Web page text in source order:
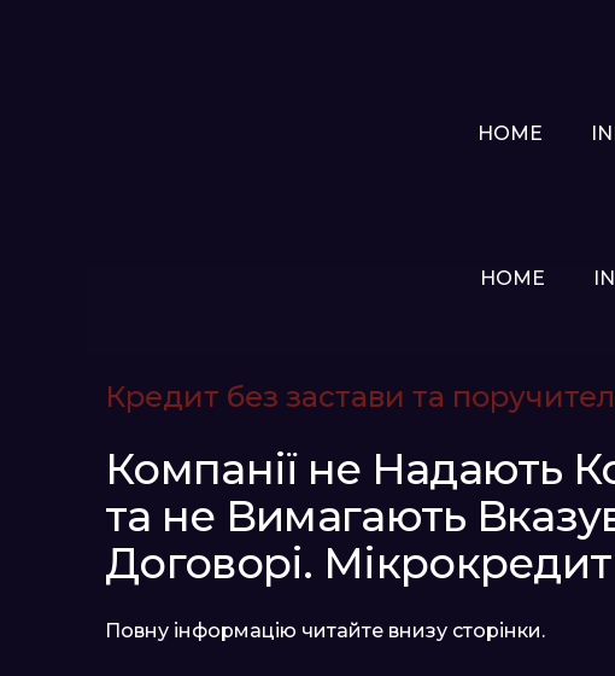
HOME
HOME
Кредит без застави та
Компанії не Надають
та не Вимагають
Договорі.
Повну інформацію читайте внизу сторінки.